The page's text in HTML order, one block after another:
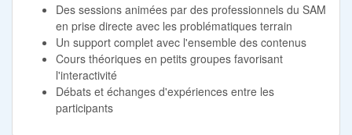
Des sessions animées par des professionnels du SAM
en prise directe avec les problématiques terrain
Un support complet avec l'ensemble des contenus
Cours théoriques en petits groupes favorisant
l'interactivité
Débats et échanges d'expériences entre les
participants